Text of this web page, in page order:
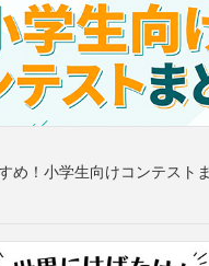
め！小学生向けコンテスト